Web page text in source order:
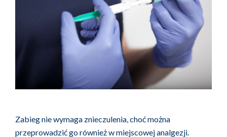
Zabieg nie wymaga znieczulenia, choć można
przeprowadzić go również w miejscowej analgezji.